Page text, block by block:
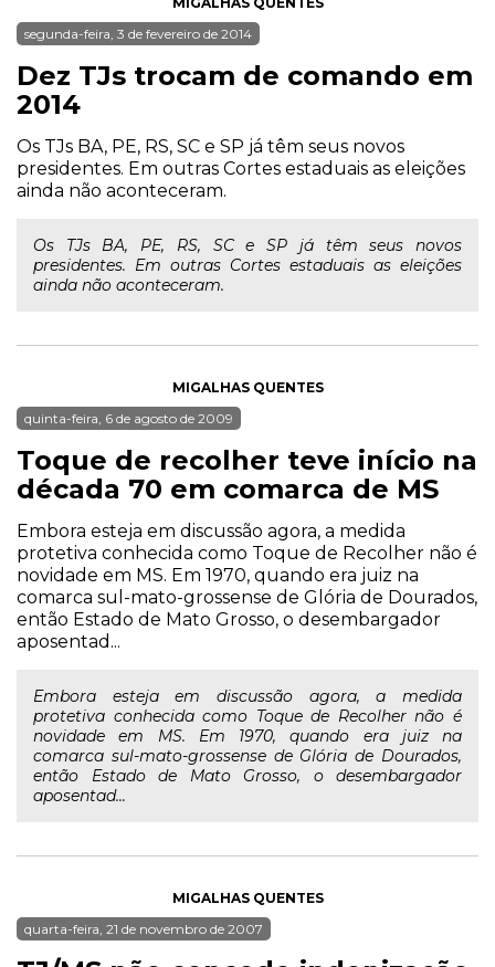
segunda-feira, 3 de fevereiro de 2014
Dez TJs trocam de comando em
2014
Os TJs BA, PE, RS, SC e SP já têm seus novos
presidentes. Em outras Cortes estaduais as eleições
ainda não aconteceram.
Os TJs BA, PE, RS, SC e SP já têm seus novos
presidentes. Em outras Cortes estaduais as eleições
ainda não aconteceram.
MIGALHAS QUENTES
quinta-feira, 6 de agosto de 2009
Toque de recolher teve início na
década 70 em comarca de MS
Embora esteja em discussão agora, a medida
protetiva conhecida como Toque de Recolher não é
novidade em MS. Em 1970, quando era juiz na
comarca sul-mato-grossense de Glória de Dourados,
então Estado de Mato Grosso, o desembargador
aposentad...
Embora esteja em discussão agora, a medida
protetiva conhecida como Toque de Recolher não é
novidade em MS. Em 1970, quando era juiz na
comarca sul-mato-grossense de Glória de Dourados,
então Estado de Mato Grosso, o desembargador
aposentad...
MIGALHAS QUENTES
quarta-feira, 21 de novembro de 2007